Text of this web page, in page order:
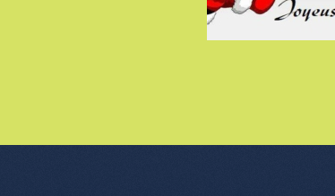
Menu de l'article